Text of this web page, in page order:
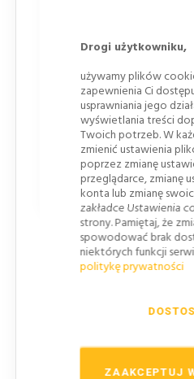
Drogi użytkowniku,
używamy plików
zapewnienia Ci
usprawniania jego
wyświetlania treści
Twoich potrzeb. W
zmienić ustawienia
poprzez zmianę
przeglądarce, zmianę
konta lub zmianę
zakładce Ustawienia
strony. Pamiętaj, że
spowodować brak
niektórych funkcji
politykę prywatności
ZAAKCEPTUJ
na drogach
na drogach
zabudowanym, przy
60km/h
Znaki WIELKIE
Przy jezdniach głównych
UWAGA! Zasady
oznakowania
należy zastosować o jedną
drogi. Wyjątek stanowi